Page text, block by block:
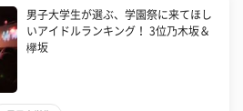
男子大学生が選ぶ、学園祭に来てほし
いアイドルランキング！ 3位乃木坂＆
欅坂